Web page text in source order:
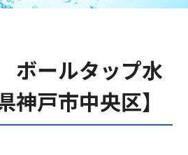
ボールタップ水
神戸市中央区】